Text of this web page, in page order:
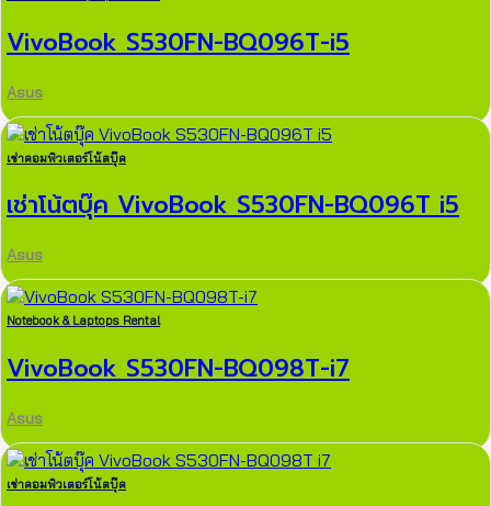
VivoBook S530FN-BQ096T-i5
Asus
เช่าคอมพิวเตอร์โน้ตบุ๊ค
เช่าโน้ตบุ๊ค VivoBook S530FN-BQ096T i5
Asus
Notebook & Laptops Rental
VivoBook S530FN-BQ098T-i7
Asus
เช่าคอมพิวเตอร์โน้ตบุ๊ค